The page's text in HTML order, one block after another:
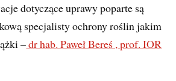
dotyczące uprawy poparte są
specjalisty ochrony roślin jakim
–dr hab. Paweł Bereś , prof. IOR